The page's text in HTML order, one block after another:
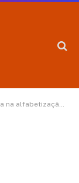
de base pode transformar o futuro das cidades